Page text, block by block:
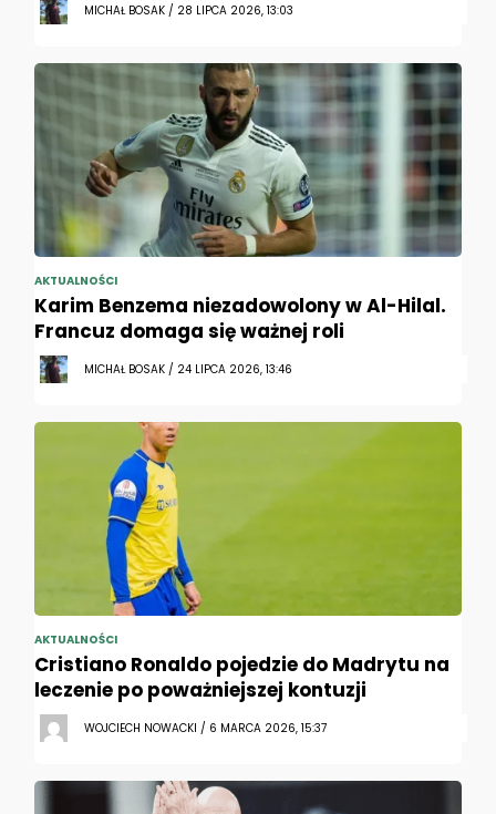
MICHAŁ BOSAK / 28 LIPCA 2026, 13:03
AKTUALNOŚCI
Karim Benzema niezadowolony w Al-Hilal.
Francuz domaga się ważnej roli
MICHAŁ BOSAK / 24 LIPCA 2026, 13:46
AKTUALNOŚCI
Cristiano Ronaldo pojedzie do Madrytu na
leczenie po poważniejszej kontuzji
WOJCIECH NOWACKI / 6 MARCA 2026, 15:37